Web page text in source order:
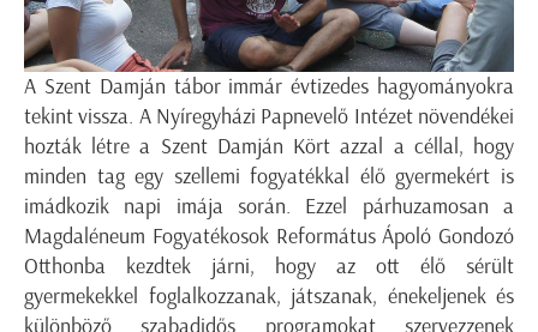
A Szent Damján tábor immár évtizedes hagyományokra
tekint vissza. A Nyíregyházi Papnevelő Intézet növendékei
hozták létre a Szent Damján Kört azzal a céllal, hogy
minden tag egy szellemi fogyatékkal élő gyermekért is
imádkozik napi imája során. Ezzel párhuzamosan a
Magdaléneum Fogyatékosok Református Ápoló Gondozó
Otthonba kezdtek járni, hogy az ott élő sérült
gyermekekkel foglalkozzanak, játszanak, énekeljenek és
különböző szabadidős programokat szervezzenek